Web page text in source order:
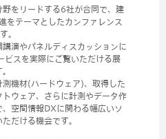
をリードする6社が合同で、建
をテーマとしたカンファレンス
。
演やパネルディスカッションに
ビスを実際にご覧いただける展
測機材(ハードウェア)、取得した
ウェア、さらに計測やデータ作
空間情報DXに関わる幅広いソ
だける機会です。